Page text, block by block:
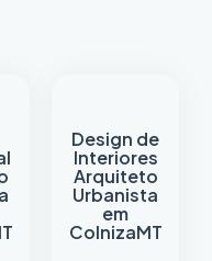
Design de
Interiores
Arquiteto
Urbanista
em
ColnizaMT